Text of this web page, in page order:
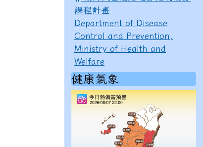
課程計畫
Department of Disease
Control and Prevention,
Ministry of Health and
Welfare
健康氣象